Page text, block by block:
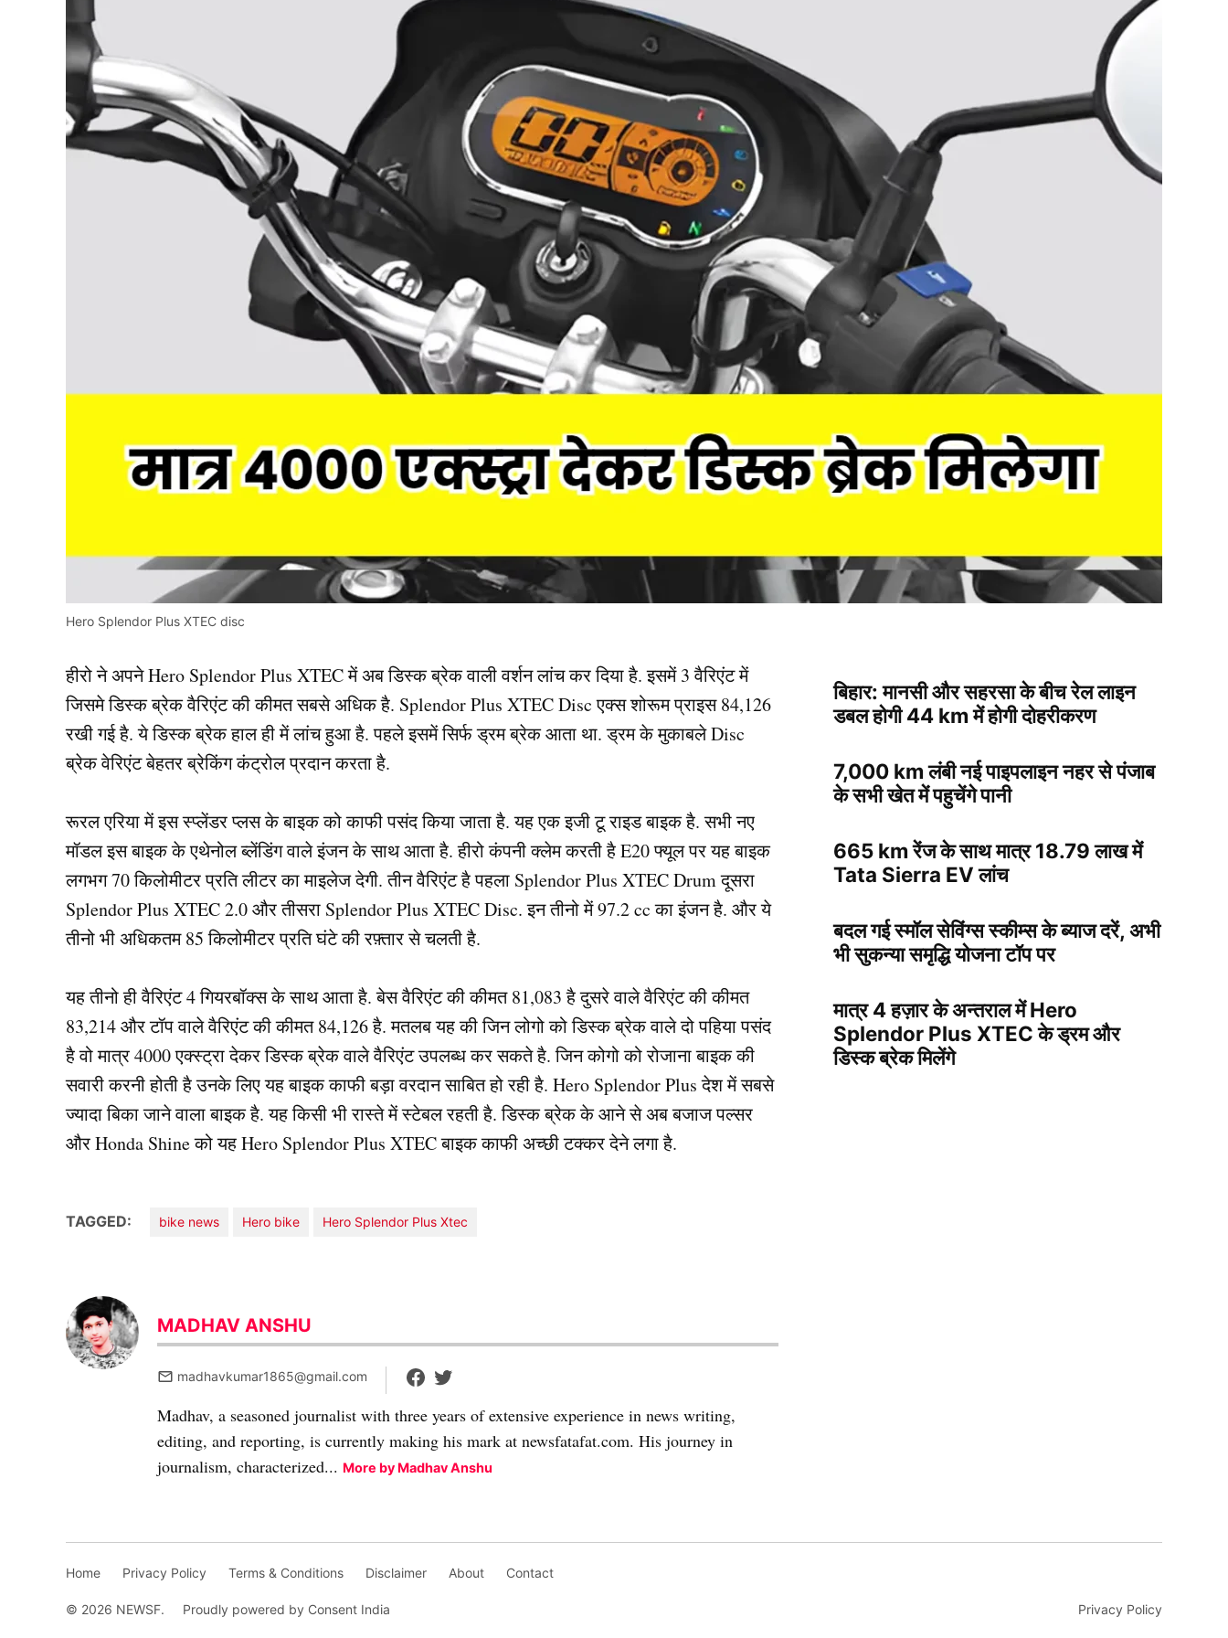
Hero Splendor Plus XTEC disc
हीरो ने अपने Hero Splendor Plus XTEC में अब डिस्क ब्रेक वाली वर्शन लांच कर दिया है. इसमें 3 वैरिएंट में
जिसमे डिस्क ब्रेक वैरिएंट की कीमत सबसे अधिक है. Splendor Plus XTEC Disc एक्स शोरूम प्राइस 84,126
रखी गई है. ये डिस्क ब्रेक हाल ही में लांच हुआ है. पहले इसमें सिर्फ ड्रम ब्रेक आता था. ड्रम के मुकाबले Disc
ब्रेक वेरिएंट बेहतर ब्रेकिंग कंट्रोल प्रदान करता है.
रूरल एरिया में इस स्प्लेंडर प्लस के बाइक को काफी पसंद किया जाता है. यह एक इजी टू राइड बाइक है. सभी नए
मॉडल इस बाइक के एथेनोल ब्लेंडिंग वाले इंजन के साथ आता है. हीरो कंपनी क्लेम करती है E20 फ्यूल पर यह बाइक
लगभग 70 किलोमीटर प्रति लीटर का माइलेज देगी. तीन वैरिएंट है पहला Splendor Plus XTEC Drum दूसरा
Splendor Plus XTEC 2.0 और तीसरा Splendor Plus XTEC Disc. इन तीनो में 97.2 cc का इंजन है. और ये
तीनो भी अधिकतम 85 किलोमीटर प्रति घंटे की रफ़्तार से चलती है.
यह तीनो ही वैरिएंट 4 गियरबॉक्स के साथ आता है. बेस वैरिएंट की कीमत 81,083 है दुसरे वाले वैरिएंट की कीमत
83,214 और टॉप वाले वैरिएंट की कीमत 84,126 है. मतलब यह की जिन लोगो को डिस्क ब्रेक वाले दो पहिया पसंद
है वो मात्र 4000 एक्स्ट्रा देकर डिस्क ब्रेक वाले वैरिएंट उपलब्ध कर सकते है. जिन कोगो को रोजाना बाइक की
सवारी करनी होती है उनके लिए यह बाइक काफी बड़ा वरदान साबित हो रही है. Hero Splendor Plus देश में सबसे
ज्यादा बिका जाने वाला बाइक है. यह किसी भी रास्ते में स्टेबल रहती है. डिस्क ब्रेक के आने से अब बजाज पल्सर
और Honda Shine को यह Hero Splendor Plus XTEC बाइक काफी अच्छी टक्कर देने लगा है.
TAGGED: bike news Hero bike Hero Splendor Plus Xtec
MADHAV ANSHU
madhavkumar1865@gmail.com
Madhav, a seasoned journalist with three years of extensive experience in news writing,
editing, and reporting, is currently making his mark at newsfatafat.com. His journey in
journalism, characterized... More by Madhav Anshu
बिहार: मानसी और सहरसा के बीच रेल लाइन
डबल होगी 44 km में होगी दोहरीकरण
7,000 km लंबी नई पाइपलाइन नहर से पंजाब
के सभी खेत में पहुचेंगे पानी
665 km रेंज के साथ मात्र 18.79 लाख में
Tata Sierra EV लांच
बदल गई स्मॉल सेविंग्स स्कीम्स के ब्याज दरें, अभी
भी सुकन्या समृद्धि योजना टॉप पर
मात्र 4 हज़ार के अन्तराल में Hero
Splendor Plus XTEC के ड्रम और
डिस्क ब्रेक मिलेंगे
Home Privacy Policy Terms & Conditions Disclaimer About Contact
© 2026 NEWSF. Proudly powered by Consent India Privacy Policy